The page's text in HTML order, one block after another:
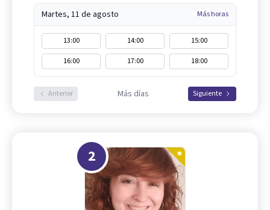
Martes, 11 de agosto Más horas
13:00 14:00
15:00
16:00
17:00 18:00
Anterior Más días Siguiente
2